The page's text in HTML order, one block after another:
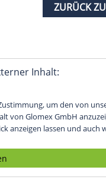
ZURÜCK
Inhalt:
um den von
von Glomex GmbH
anzeigen lassen und auch